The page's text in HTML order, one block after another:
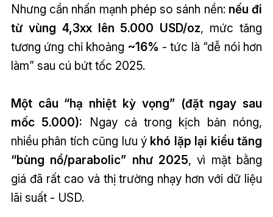
Nhưng cần nhấn mạnh phép so sánh nền: nếu đi
từ vùng 4,3xx lên 5.000 USD/oz, mức tăng
tương ứng chỉ khoảng ~16% - tức là “dễ nói hơn
làm” sau cú bứt tốc 2025.
Một câu “hạ nhiệt kỳ vọng” (đặt ngay sau
mốc 5.000): Ngay cả trong kịch bản nóng,
nhiều phân tích cũng lưu ý khó lặp lại kiểu tăng
“bùng nổ/parabolic” như 2025, vì mặt bằng
giá đã rất cao và thị trường nhạy hơn với dữ liệu
lãi suất - USD.